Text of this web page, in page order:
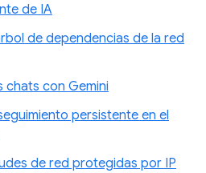
de IA
de dependencias de la red
con Gemini
persistente en el
de red protegidas por IP